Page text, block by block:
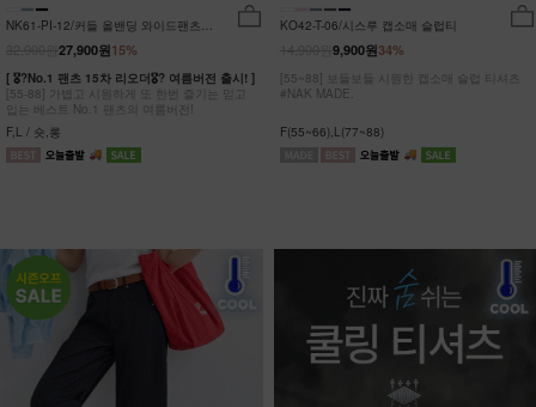
NK61-PI-12/커들 올밴딩 와이드팬츠
15%
27,900원
[ 🎖?No.1 팬츠 15차 리오더🎖? 여름버전 출시! ]
[55-88] 가볍고 시원하게 또 한번 즐기는 믿고
입는 베스트 No.1 팬츠의 여름버전!
F,L / 숏,롱
KO42-T-06/시스루 캡소매 슬럽티
34%
9,900원
[55~88] 보들보들 시원한 캡소매 슬럽 티셔츠
#NAK MADE.
F(55~66),L(77~88)